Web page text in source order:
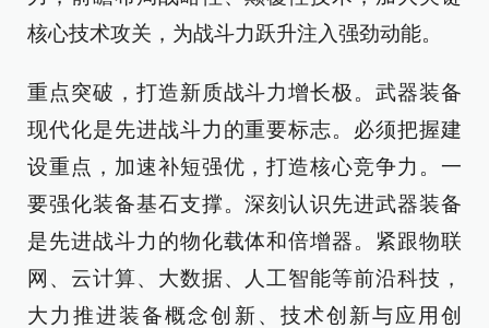
核心技术攻关，为战斗力跃升注入强劲动能。
重点突破，打造新质战斗力增长极。武器装备
现代化是先进战斗力的重要标志。必须把握建
设重点，加速补短强优，打造核心竞争力。一
要强化装备基石支撑。深刻认识先进武器装备
是先进战斗力的物化载体和倍增器。紧跟物联
网、云计算、大数据、人工智能等前沿科技，
大力推进装备概念创新、技术创新与应用创